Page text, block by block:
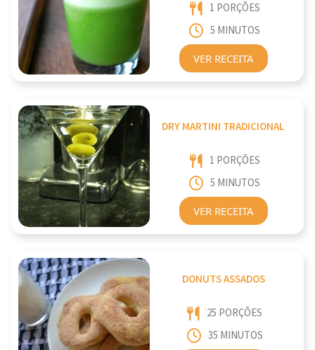
1 PORÇÕES
5 MINUTOS
VER RECEITA
DRY MARTINI TRADICIONAL
1 PORÇÕES
5 MINUTOS
VER RECEITA
DONUTS ASSADOS
25 PORÇÕES
35 MINUTOS